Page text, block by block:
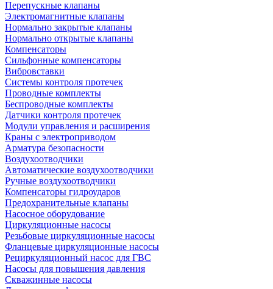
Перепускные клапаны
Электромагнитные клапаны
Нормально закрытые клапаны
Нормально открытые клапаны
Компенсаторы
Сильфонные компенсаторы
Вибровставки
Системы контроля протечек
Проводные комплекты
Беспроводные комплекты
Датчики контроля протечек
Модули управления и расширения
Краны с электроприводом
Арматура безопасности
Воздухоотводчики
Автоматические воздухоотводчики
Ручные воздухоотводчики
Компенсаторы гидроударов
Предохранительные клапаны
Насосное оборудование
Циркуляционные насосы
Резьбовые циркуляционные насосы
Фланцевые циркуляционные насосы
Рециркуляционный насос для ГВС
Насосы для повышения давления
Скважинные насосы